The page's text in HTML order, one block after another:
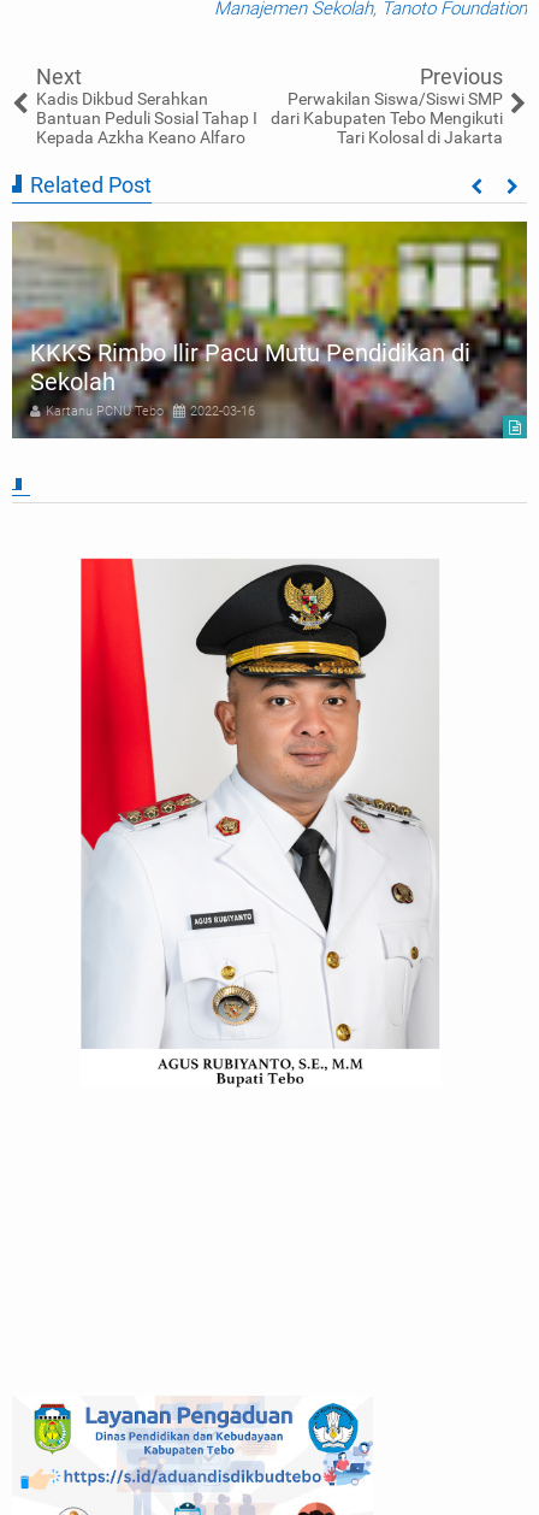
Manajemen Sekolah, Tanoto Foundation
Next
Kadis Dikbud Serahkan
Bantuan Peduli Sosial Tahap I
Kepada Azkha Keano Alfaro
Previous
Perwakilan Siswa/Siswi SMP
dari Kabupaten Tebo Mengikuti
Tari Kolosal di Jakarta
Related Post
KKKS Rimbo Ilir Pacu Mutu Pendidikan di
Sekolah
Kartanu PCNU Tebo 2022-03-16